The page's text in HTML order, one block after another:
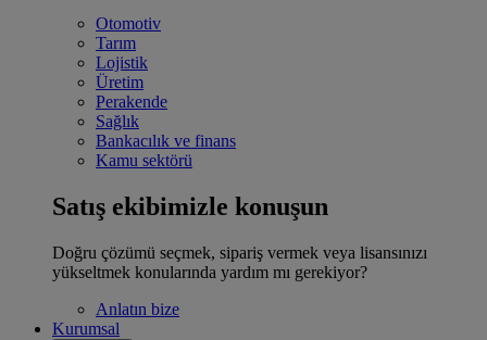
Otomotiv
Tarım
Lojistik
Üretim
Perakende
Sağlık
Bankacılık ve finans
Kamu sektörü
Satış ekibimizle konuşun
Doğru çözümü seçmek, sipariş vermek veya lisansınızı
yükseltmek konularında yardım mı gerekiyor?
Anlatın bize
Kurumsal